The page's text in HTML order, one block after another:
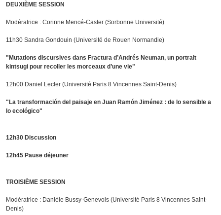
DEUXIÈME SESSION
Modératrice : Corinne Mencé-Caster (Sorbonne Université)
11h30 Sandra Gondouin (Université de Rouen Normandie)
"Mutations discursives dans Fractura d’Andrés Neuman, un portrait
kintsugi pour recoller les morceaux d’une vie"
12h00 Daniel Lecler (Université Paris 8 Vincennes Saint-Denis)
"La transformación del paisaje en Juan Ramón Jiménez : de lo sensible a
lo ecológico"
12h30 Discussion
12h45 Pause déjeuner
TROISIÈME SESSION
Modératrice : Danièle Bussy-Genevois (Université Paris 8 Vincennes Saint-
Denis)